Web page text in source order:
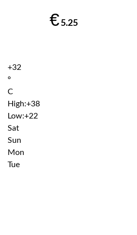
€ 5.25
+32
°
C
High:+38
Low:+22
Sat
Sun
Mon
Tue